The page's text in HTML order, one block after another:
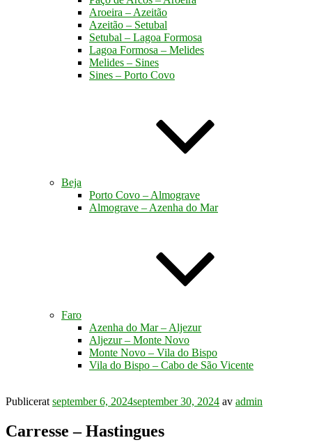
Aroeira – Azeitão
Azeitão – Setubal
Setubal – Lagoa Formosa
Lagoa Formosa – Melides
Melides – Sines
Sines – Porto Covo
Beja
Porto Covo – Almograve
Almograve – Azenha do Mar
Faro
Azenha do Mar – Aljezur
Aljezur – Monte Novo
Monte Novo – Vila do Bispo
Vila do Bispo – Cabo de São Vicente
Publicerat september 6, 2024september 30, 2024 av admin
Carresse – Hastingues